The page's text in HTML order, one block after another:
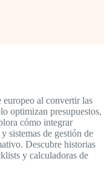
al convertir las
optimizan presupuestos,
cómo integrar
sistemas de gestión de
Descubre historias
y calculadoras de